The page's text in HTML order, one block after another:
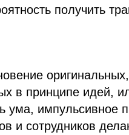
получить
в принципе идей,
ума, импульсивное
и сотрудников